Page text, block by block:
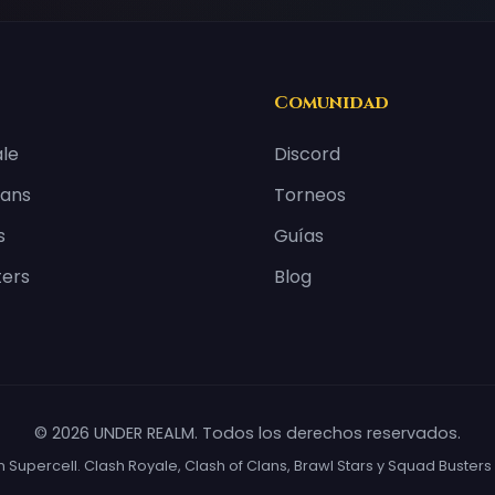
Comunidad
Discord
Torneos
Guías
Blog
© 2026 UNDER REALM. Todos los derechos reservados.
Clash Royale, Clash of Clans, Brawl Stars y Squad